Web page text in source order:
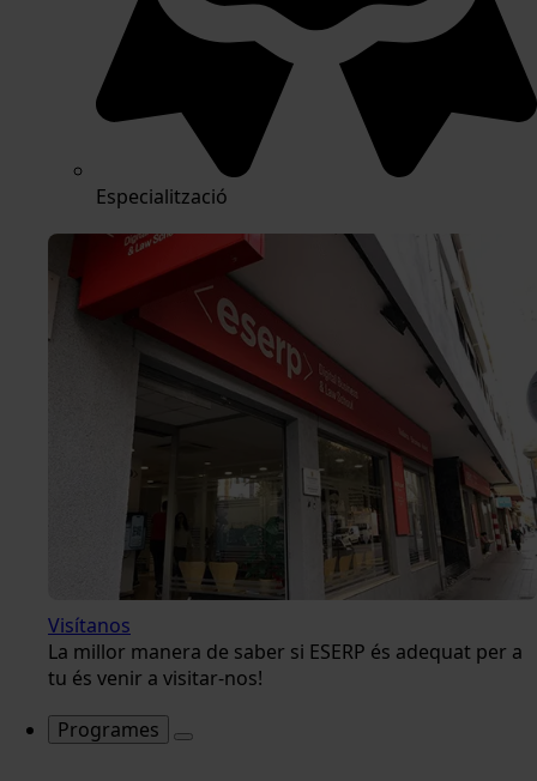
Especialització
Visítanos
La millor manera de saber si ESERP és adequat per a
tu és venir a visitar-nos!
Programes